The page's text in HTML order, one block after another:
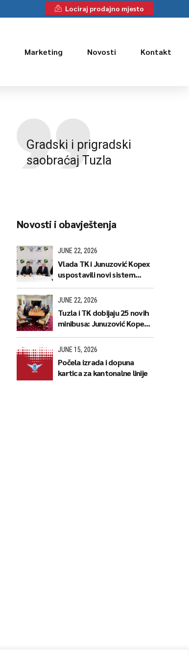
Lociraj prodajno mjesto
Marketing Novosti Kontakt
Gradski i prigradski
saobraćaj Tuzla
Novosti i obavještenja
JUNE 22, 2026
Vlada TK i Junuzović Kopex
uspostavili novi sistem
jeftinije karte i stabilnije
JUNE 22, 2026
Tuzla i TK dobijaju 25 novih
minibusa: Junuzović Kopex,
naredne korake
JUNE 15, 2026
Počela izrada i dopuna
kartica za kantonalne linije